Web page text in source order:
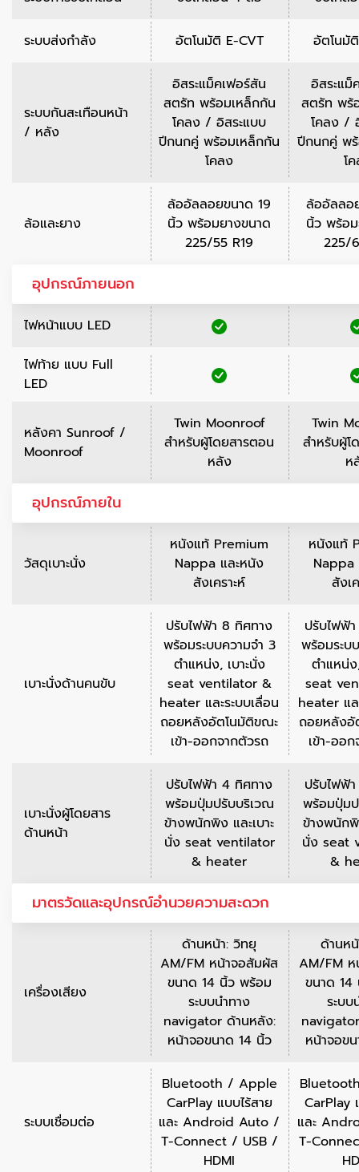
ระบบส่งกำลัง อัตโนมัติ E-CVT อัตโนมั
ระบบกันสะเทือนหน้า
/ หลัง
อิสระแม็คเฟอร์สัน
สตรัท พร้อมเหล็กกัน
โคลง / อิสระแบบ
ปีกนกคู่ พร้อมเหล็กกัน
โคลง
อิสระแม็
สตรัท พร้
โคลง /
ปีกนกคู่ พ
โ
ล้อและยาง
ล้ออัลลอยขนาด 19
นิ้ว พร้อมยางขนาด
225/55 R19
ล้ออัลลอ
นิ้ว พร้อ
225/
อุปกรณ์ภายนอก
ไฟหน้าแบบ LED
ไฟท้าย แบบ Full
LED
หลังคา Sunroof /
Moonroof
Twin Moonroof
สำหรับผู้โดยสารตอน
หลัง
Twin
สำหรับผู้โ
ห
อุปกรณ์ภายใน
วัสดุเบาะนั่ง
หนังแท้ Premium
Nappa และหนัง
สังเคราะห์
หนังแท้
Nappa
สังเ
เบาะนั่งด้านคนขับ
ปรับไฟฟ้า 8 ทิศทาง
พร้อมระบบความจำ 3
ตำแหน่ง, เบาะนั่ง
seat ventilator &
heater และระบบเลื่อน
ถอยหลังอัตโนมัติขณะ
เข้า-ออกจากตัวรถ
ปรับไฟฟ้
พร้อมระบ
ตำแหน่ง
seat
heater แล
ถอยหลังอั
เข้า-ออ
เบาะนั่งผู้โดยสาร
ด้านหน้า
ปรับไฟฟ้า 4 ทิศทาง
พร้อมปุ่มปรับบริเวณ
ข้างพนักพิง และเบาะ
นั่ง seat ventilator
& heater
ปรับไฟฟ้
พร้อมปุ่ม
ข้างพนักพิ
นั่ง seat
&
มาตรวัดและอุปกรณ์อำนวยความสะดวก
เครื่องเสียง
ด้านหน้า: วิทยุ
AM/FM หน้าจอสัมผัส
ขนาด 14 นิ้ว พร้อม
ระบบนำทาง
navigator ด้านหลัง:
หน้าจอขนาด 14 นิ้ว
ด้านห
AM/FM
ขนาด
ระบบ
หน้าจอข
ระบบเชื่อมต่อ
Bluetooth / Apple
CarPlay แบบไร้สาย
และ Android Auto /
T-Connect / USB /
HDMI
CarPlay
และ
T-